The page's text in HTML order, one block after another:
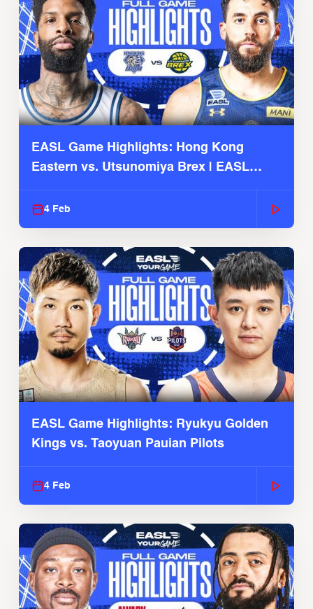
EASL Game Highlights: Hong Kong
Eastern vs. Utsunomiya Brex | EASL
4 Feb
EASL Game Highlights: Ryukyu Golden
Kings vs. Taoyuan Pauian Pilots
4 Feb